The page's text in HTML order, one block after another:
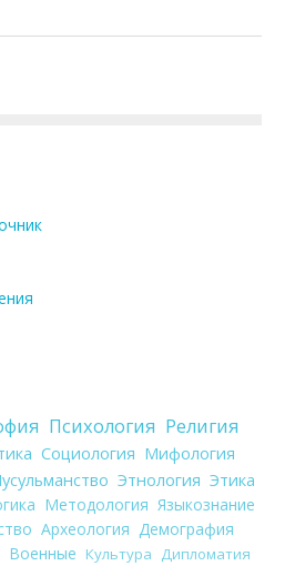
Психология Религия
Социология Мифология
Этнология Этика
Методология Языкознание
Археология Демография
Военные Культура
Дипломатия